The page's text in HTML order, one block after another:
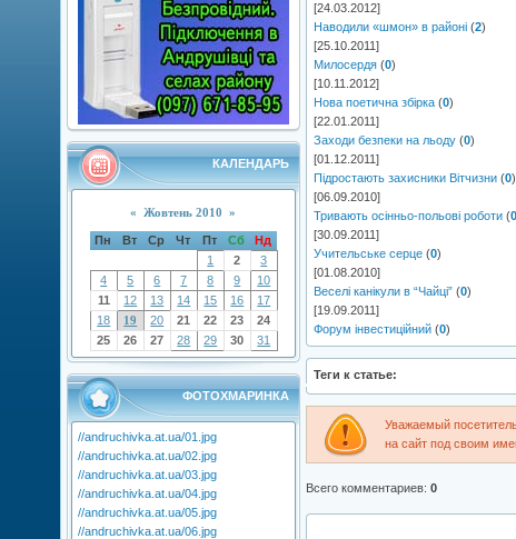
КАЛЕНДАРЬ
« Жовтень 2010 »
Пн Вт Ср Чт Пт Сб
Нд
1
2
3
4
5 6 7 8 9
10
11
12 13 14 15 16
17
18
19 20 21 22 23
24
25
26 27 28 29 30 31
ФОТОХМАРИНКА
//andruchivka.at.ua/01.jpg
//andruchivka.at.ua/02.jpg
//andruchivka.at.ua/03.jpg
//andruchivka.at.ua/04.jpg
//andruchivka.at.ua/05.jpg
//andruchivka.at.ua/06.jpg
[24.03.2012]
Наводили «шмон» в районі (2)
[25.10.2011]
Милосердя (0)
[10.11.2012]
Нова поетична збірка (0)
[22.01.2011]
Заходи безпеки на льоду (0)
[01.12.2011]
Підростають захисники Вітчизни (0)
[06.09.2010]
Тривають осінньо-польові роботи (0
[30.09.2011]
Учительське серце (0)
[01.08.2010]
Веселі канікули в “Чайці” (0)
[19.09.2011]
Форум інвестиційний (0)
Теги к статье:
Уважаемый
на сайт под своим
Всего комментариев: 0